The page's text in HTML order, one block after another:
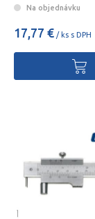
Na objednávku
17,77 € / ks s DPH